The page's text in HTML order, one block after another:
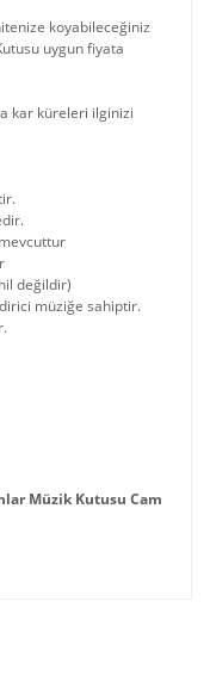
koyabileceğiniz
uygun fiyata
kar küreleri ilginizi
değildir)
müziğe sahiptir.
Müzik Kutusu Cam